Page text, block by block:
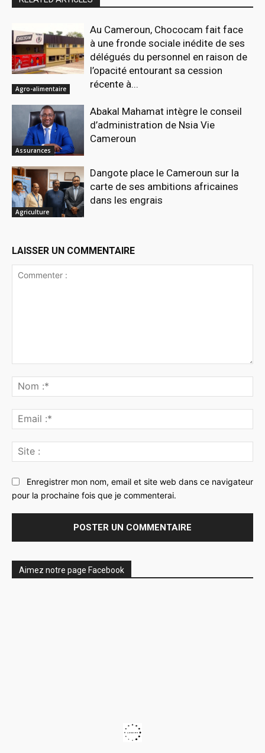
Agro-alimentaire
Au Cameroun, Chococam fait face
à une fronde sociale inédite de ses
délégués du personnel en raison de
l’opacité entourant sa cession
récente à...
Assurances
Abakal Mahamat intègre le conseil
d’administration de Nsia Vie
Cameroun
Agriculture
Dangote place le Cameroun sur la
carte de ses ambitions africaines
dans les engrais
LAISSER UN COMMENTAIRE
:*
:*
:
Enregistrer mon nom, email et site web dans ce navigateur
pour la prochaine fois que je commenterai.
Aimez notre page Facebook